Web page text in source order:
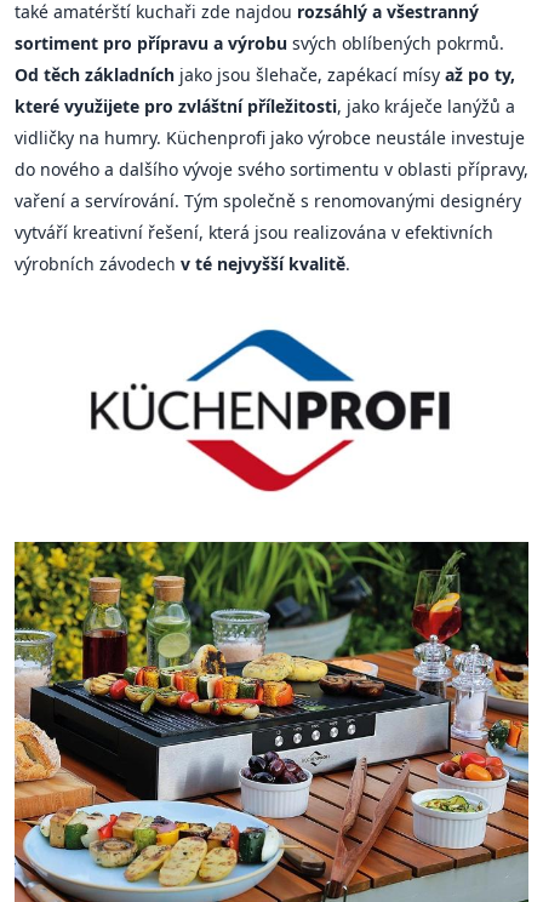
také amatérští kuchaři zde najdou rozsáhlý a všestranný
sortiment pro přípravu a výrobu svých oblíbených pokrmů.
Od těch základních jako jsou šlehače, zapékací mísy až po ty,
které využijete pro zvláštní příležitosti, jako kráječe lanýžů a
vidličky na humry. Küchenprofi jako výrobce neustále investuje
do nového a dalšího vývoje svého sortimentu v oblasti přípravy,
vaření a servírování. Tým společně s renomovanými designéry
vytváří kreativní řešení, která jsou realizována v efektivních
výrobních závodech v té nejvyšší kvalitě.